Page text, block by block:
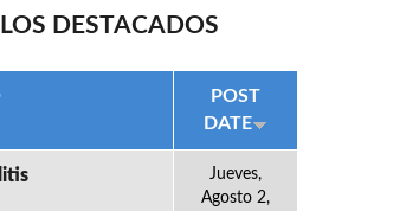
DESTACADOS
POST
DATE
Jueves,
Agosto 2,